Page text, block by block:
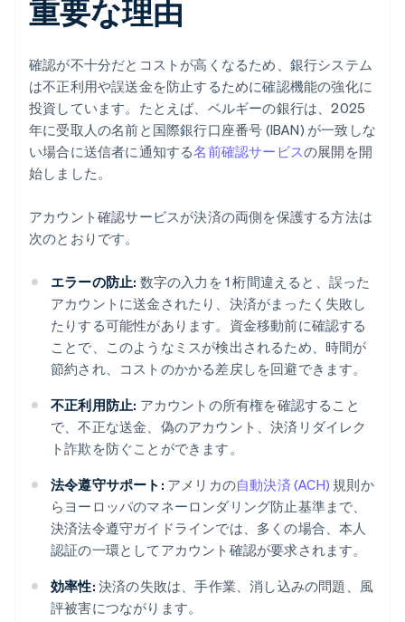
重要な理由
確認が不十分だとコストが高くなるため、銀行システム
は不正利用や誤送金を防止するために確認機能の強化に
投資しています。たとえば、ベルギーの銀行は、2025
年に受取人の名前と国際銀行口座番号 (IBAN) が一致しな
い場合に送信者に通知する名前確認サービスの展開を開
始しました。
アカウント確認サービスが決済の両側を保護する方法は
次のとおりです。
エラーの防止: 数字の入力を 1 桁間違えると、誤った
アカウントに送金されたり、決済がまったく失敗し
たりする可能性があります。資金移動前に確認する
ことで、このようなミスが検出されるため、時間が
節約され、コストのかかる差戻しを回避できます。
不正利用防止: アカウントの所有権を確認すること
で、不正な送金、偽のアカウント、決済リダイレク
ト詐欺を防ぐことができます。
法令遵守サポート: アメリカの自動決済 (ACH) 規則か
らヨーロッパのマネーロンダリング防止基準まで、
決済法令遵守ガイドラインでは、多くの場合、本人
認証の一環としてアカウント確認が要求されます。
効率性: 決済の失敗は、手作業、消し込みの問題、風
評被害につながります。